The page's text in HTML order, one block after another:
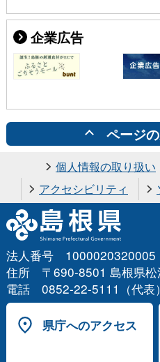
企業広告
ページ
個人情報の取り扱い
アクセシビリティ
法人番号 1000020320005
住所 〒690-8501 島根県松
電話 0852-22-5111（代表）
県庁へのアクセス